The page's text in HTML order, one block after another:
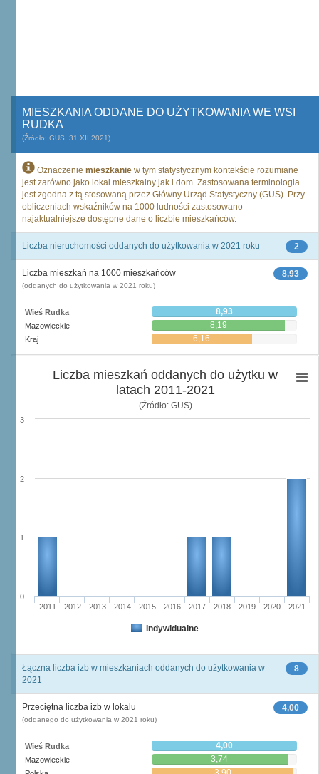
MIESZKANIA ODDANE DO UŻYTKOWANIA WE WSI
RUDKA
(Źródło: GUS, 31.XII.2021)
Oznaczenie mieszkanie w tym statystycznym kontekście rozumiane
jest zarówno jako lokal mieszkalny jak i dom. Zastosowana terminologia
jest zgodna z tą stosowaną przez Główny Urząd Statystyczny (GUS). Przy
obliczeniach wskaźników na 1000 ludności zastosowano
najaktualniejsze dostępne dane o liczbie mieszkańców.
2
Liczba nieruchomości oddanych do użytkowania w 2021 roku
8,93
Liczba mieszkań na 1000 mieszkańców
(oddanych do użytkowania w 2021 roku)
Wieś Rudka 8,93
Mazowieckie 8,19
Kraj 6,16
Liczba mieszkań oddanych do użytku w
latach 2011-2021
(Źródło: GUS)
Indywidualne
2011 2012 2013 2014 2015 2016 2017 2018 2019 2020 2021
0
1
2
3
8
Łączna liczba izb w mieszkaniach oddanych do użytkowania w
2021
4,00
Przeciętna liczba izb w lokalu
(oddanego do użytkowania w 2021 roku)
Wieś Rudka 4,00
Mazowieckie 3,74